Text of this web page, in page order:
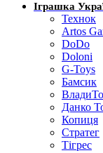
Іграшка
Технок
Artos
DoDo
Doloni
G-Toys
Бамсик
Данко
Копиця
Стратег
Тігрес